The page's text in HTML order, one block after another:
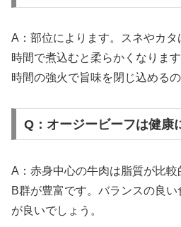
A：部位によります。スネやカ
時間で煮込むと柔らかくなりま
時間の強火で旨味を閉じ込める
Q：オージービーフは健康
A：赤身中心の牛肉は脂質が比
B群が豊富です。バランスの良
が良いでしょう。